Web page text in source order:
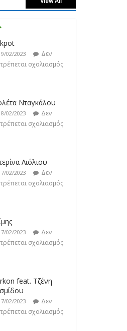
02/2023
Δεν
Νταγκάλου
02/2023
Δεν
Λιόλιου
02/2023
Δεν
02/2023
Δεν
feat. Τζένη
Μαλλάς
17/02/2023
σχολιασμός